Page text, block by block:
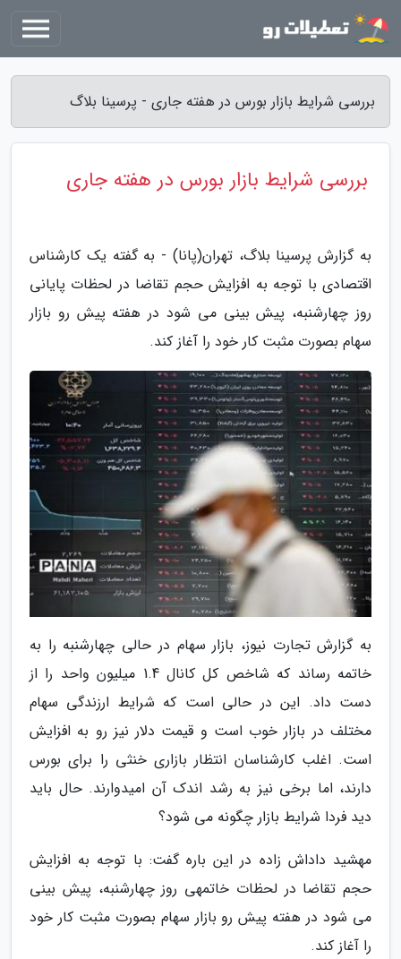
بررسی شرایط بازار بورس در هفته جاری - پرسینا بلاگ
بررسی شرایط بازار بورس در هفته جاری
به گزارش پرسینا بلاگ، تهران(پانا) - به گفته یک کارشناس
اقتصادی با توجه به افزایش حجم تقاضا در لحظات پایانی
روز چهارشنبه، پیش بینی می شود در هفته پیش رو بازار
سهام بصورت مثبت کار خود را آغاز کند.
به گزارش تجارت نیوز، بازار سهام در حالی چهارشنبه را به
خاتمه رساند که شاخص کل کانال 1.4 میلیون واحد را از
دست داد. این در حالی است که شرایط ارزندگی سهام
مختلف در بازار خوب است و قیمت دلار نیز رو به افزایش
است. اغلب کارشناسان انتظار بازاری خنثی را برای بورس
دارند، اما برخی نیز به رشد اندک آن امیدوارند. حال باید
دید فردا شرایط بازار چگونه می شود؟
مهشید داداش زاده در این باره گفت: با توجه به افزایش
حجم تقاضا در لحظات خاتمهی روز چهارشنبه، پیش بینی
می شود در هفته پیش رو بازار سهام بصورت مثبت کار خود
را آغاز کند.